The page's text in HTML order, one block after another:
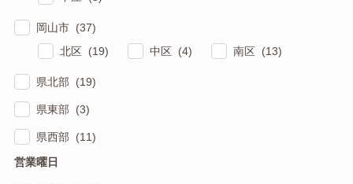
岡山市 (37)
北区 (19)
中区 (4) 南区 (13)
県北部 (19)
県東部 (3)
県西部 (11)
営業曜日